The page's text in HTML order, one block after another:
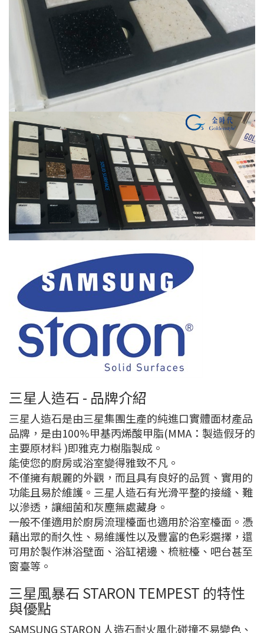
三星人造石 - 品牌介紹
三星人造石是由三星集團生產的純進口實體面材產品
品牌，是由100%甲基丙烯酸甲脂(MMA：製造假牙的
主要原材料 )即雅克力樹脂製成。
能使您的廚房或浴室變得雅致不凡。
不僅擁有靚麗的外觀，而且具有良好的品質、實用的
功能且易於維護。三星人造石有光滑平整的接縫、難
以滲透，讓細菌和灰塵無處藏身。
一般不僅適用於廚房流理檯面也適用於浴室檯面。憑
藉出眾的耐久性、易維護性以及豐富的色彩選擇，還
可用於製作淋浴壁面、浴缸裙邊、梳粧檯、吧台甚至
窗臺等。
三星風暴石 STARON TEMPEST 的特性
與優點
SAMSUNG STARON 人造石耐火風化碰撞不易變色、